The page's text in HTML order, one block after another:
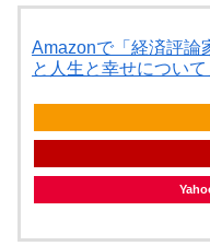
Amazonで「経済評論
と人生と幸せについ